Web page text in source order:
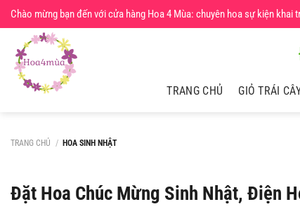
Chuyển
đến
dung
Chào mừng bạn đến với cửa hàng Hoa 4 Mùa: chuyên hoa sự kiện khai
TRANG CHỦ GIỎ TRÁI
TRANG CHỦ / HOA SINH NHẬT
Đặt Hoa Chúc Mừng Sinh Nhật, Điện